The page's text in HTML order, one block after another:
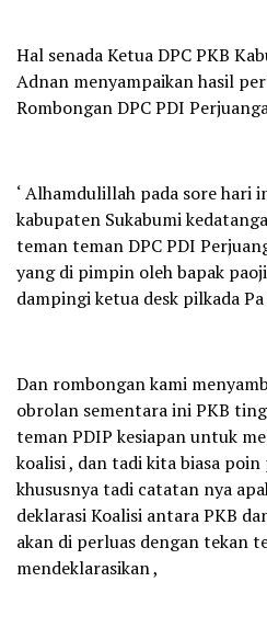
Hal senada Ketua DPC PKB
Adnan menyampaikan hasil
Rombongan DPC PDI
‘ Alhamdulillah pada sore hari
kabupaten Sukabumi
teman teman DPC PDI
yang di pimpin oleh bapak
dampingi ketua desk pilkada
Dan rombongan kami
obrolan sementara ini PKB
teman PDIP kesiapan untuk
koalisi , dan tadi kita biasa
khususnya tadi catatan nya
deklarasi Koalisi antara PKB
akan di perluas dengan tekan
mendeklarasikan ,